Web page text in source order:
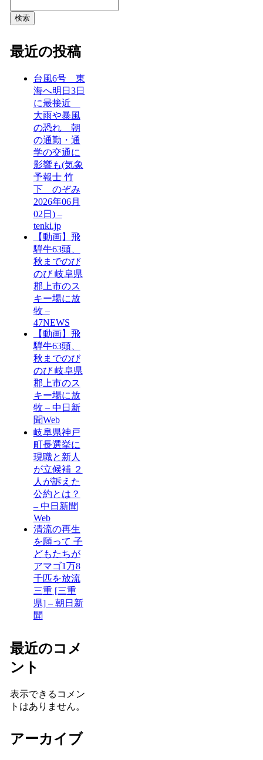
検索
最近の投稿
台風6号 東
海へ明日3日
に最接近
大雨や暴風
の恐れ 朝
の通勤・通
学の交通に
影響も(気象
予報士 竹
下 のぞみ
2026年06月
02日) –
tenki.jp
【動画】飛
騨牛63頭、
秋までのび
のび 岐阜県
郡上市のス
キー場に放
牧 –
47NEWS
【動画】飛
騨牛63頭、
秋までのび
のび 岐阜県
郡上市のス
キー場に放
牧 – 中日新
聞Web
岐阜県神戸
町長選挙に
現職と新人
が立候補 ２
人が訴えた
公約とは？
– 中日新聞
Web
清流の再生
を願って 子
どもたちが
アマゴ1万8
千匹を放流
三重 [三重
県] – 朝日新
聞
最近のコメ
ント
表示できるコメン
トはありません。
アーカイブ